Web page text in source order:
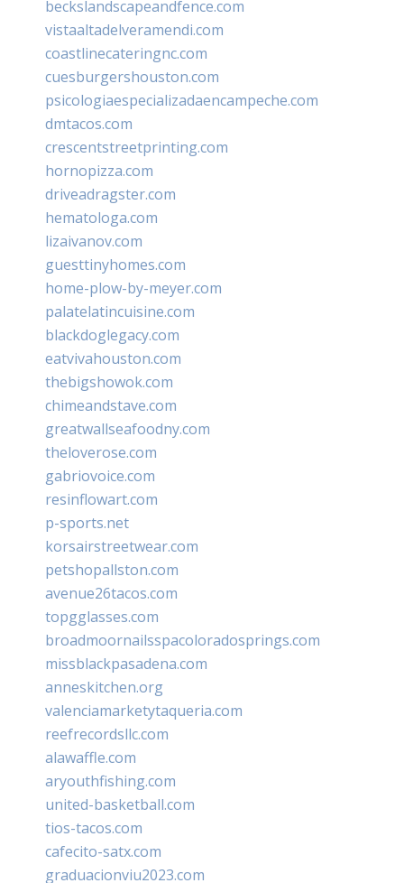
beckslandscapeandfence.com
vistaaltadelveramendi.com
coastlinecateringnc.com
cuesburgershouston.com
psicologiaespecializadaencampeche.com
dmtacos.com
crescentstreetprinting.com
hornopizza.com
driveadragster.com
hematologa.com
lizaivanov.com
guesttinyhomes.com
home-plow-by-meyer.com
palatelatincuisine.com
blackdoglegacy.com
eatvivahouston.com
thebigshowok.com
chimeandstave.com
greatwallseafoodny.com
theloverose.com
gabriovoice.com
resinflowart.com
p-sports.net
korsairstreetwear.com
petshopallston.com
avenue26tacos.com
topgglasses.com
broadmoornailsspacoloradosprings.com
missblackpasadena.com
anneskitchen.org
valenciamarketytaqueria.com
reefrecordsllc.com
alawaffle.com
aryouthfishing.com
united-basketball.com
tios-tacos.com
cafecito-satx.com
graduacionviu2023.com